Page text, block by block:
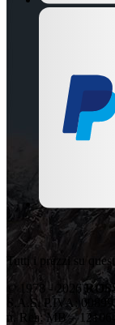
Tutti i prezzi su
© 1978 - 2026
S.A.S. P.IVA:
n. Rea: MB –